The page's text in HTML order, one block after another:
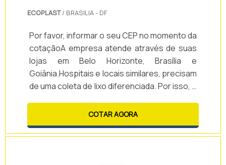
ECOPLAST/ BRASILIA - DF
Por favor, informar o seu CEP no momento da
cotaçãoA empresa atende através de suas
lojas em Belo Horizonte, Brasília e
Goiânia.Hospitais e locais similares, precisam
de uma coleta de lixo diferenciada. Por isso, o
perfeito para aplicação nesses ambientes.O
contentor é utilizado para acondicionamento
e transporte de resíduos infectantes, este
COTAR AGORA